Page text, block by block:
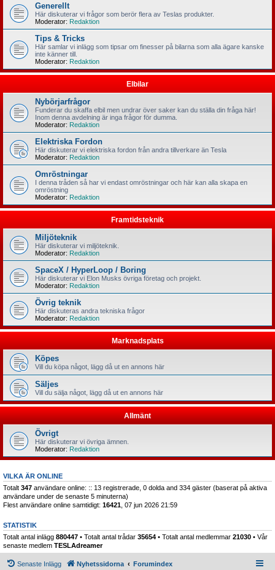
Generellt
Här diskuterar vi frågor som berör flera av Teslas produkter.
Moderator: Redaktion
Tips & Tricks
Här samlar vi inlägg som tipsar om finesser på bilarna som alla ägare kanske
inte känner till.
Moderator: Redaktion
Elbilar
Nybörjarfrågor
Funderar du skaffa elbil men undrar över saker kan du ställa din fråga här!
Inom denna avdelning är inga frågor för dumma.
Moderator: Redaktion
Elektriska Fordon
Här diskuterar vi elektriska fordon från andra tillverkare än Tesla
Moderator: Redaktion
Omröstningar
I denna tråden så har vi endast omröstningar och här kan alla skapa en
omröstning
Moderator: Redaktion
Framtidsteknik
Miljöteknik
Här diskuterar vi miljöteknik.
Moderator: Redaktion
SpaceX / HyperLoop / Boring
Här diskuterar vi Elon Musks övriga företag och projekt.
Moderator: Redaktion
Övrig teknik
Här diskuteras andra tekniska frågor
Moderator: Redaktion
Marknadsplats
Köpes
Vill du köpa något, lägg då ut en annons här
Säljes
Vill du sälja något, lägg då ut en annons här
Allmänt
Övrigt
Här diskuterar vi övriga ämnen.
Moderator: Redaktion
VILKA ÄR ONLINE
Totalt 347 användare online: :: 13 registrerade, 0 dolda and 334 gäster (baserat på aktiva
användare under de senaste 5 minuterna)
Flest användare online samtidigt: 16421 , 07 jun 2026 21:59
STATISTIK
Totalt antal inlägg 880447 • Totalt antal trådar 35654 • Totalt antal medlemmar 21030 • Vår
senaste medlem TESLAdreamer
Senaste Inlägg Nyhetssidorna Forumindex